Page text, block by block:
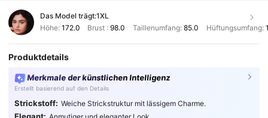
Das Model trägt:1XL
Höhe: 172.0 Brust :98.0 Taillenumfang: 85.0 Hüftungsumfang:
Produktdetails
Merkmale der künstlichen Intelligenz
Erstellt basierend auf den Details
Strickstoff: Weiche Strickstruktur mit lässigem Charme.